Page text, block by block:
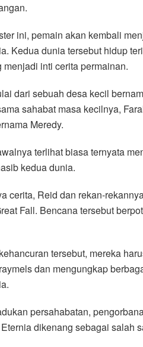
ini, pemain akan kembali
Kedua dunia tersebut hidup
menjadi inti cerita permainan.
dari sebuah desa kecil
sahabat masa kecilnya,
Meredy.
terlihat biasa ternyata
kedua dunia.
cerita, Reid dan rekan-
Fall. Bencana tersebut
tersebut, mereka
dan mengungkap
persahabatan,
dikenang sebagai salah